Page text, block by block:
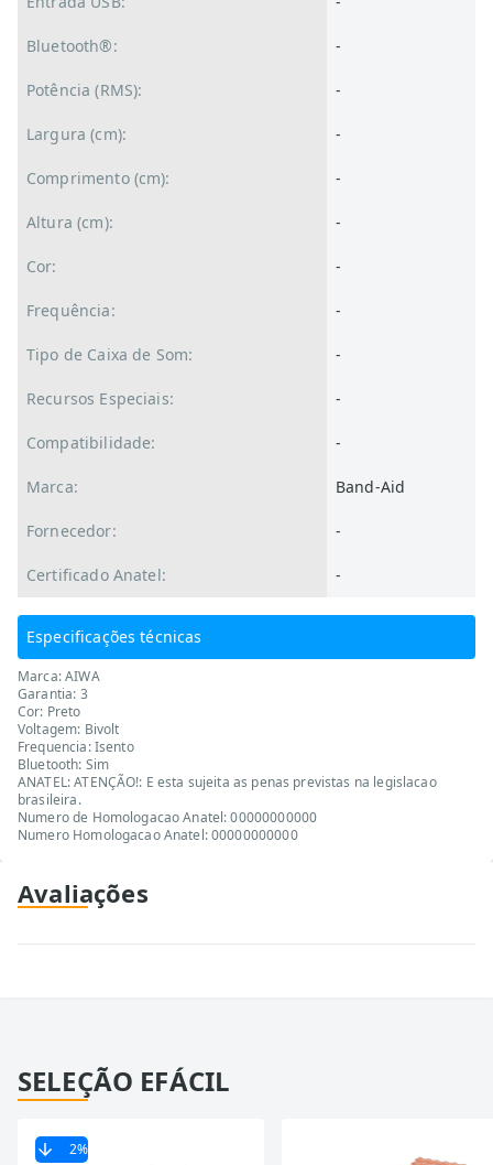
Bluetooth®: -
Potência (RMS): -
Largura (cm): -
Comprimento (cm): -
Altura (cm): -
Cor: -
Frequência: -
Tipo de Caixa de Som: -
Recursos Especiais: -
Compatibilidade: -
Marca: Band-Aid
Fornecedor: -
Certificado Anatel: -
Especificações técnicas
Marca: AIWA
Garantia: 3
Cor: Preto
Voltagem: Bivolt
Frequencia: Isento
Bluetooth: Sim
ANATEL: ATENÇÃO!: E esta sujeita as penas previstas na legislacao
brasileira.
Numero de Homologacao Anatel: 00000000000
Numero Homologacao Anatel: 00000000000
Avaliações
SELEÇÃO EFÁCIL
2%